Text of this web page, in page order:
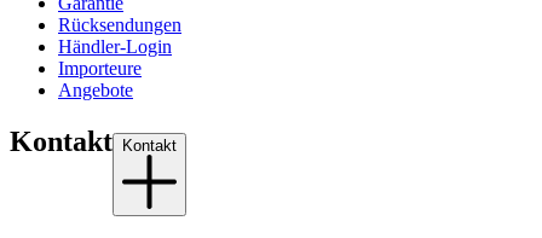
Rücksendungen
Händler-Login
Importeure
Angebote
Kontakt Kontakt